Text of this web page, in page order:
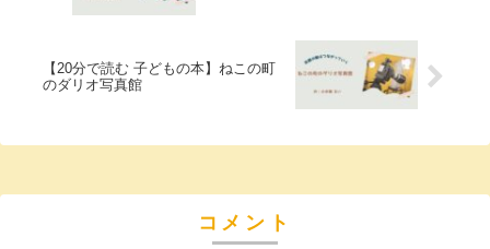
【20分で読む 子どもの本】ねこの町
のダリオ写真館
コメント